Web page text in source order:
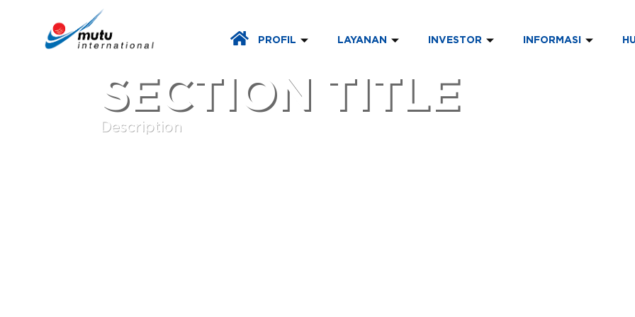
PROFIL LAYANAN INVESTOR INFORMASI
SECTION TITLE
Description